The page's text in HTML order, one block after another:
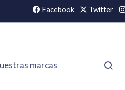
Facebook Twitter
marcas